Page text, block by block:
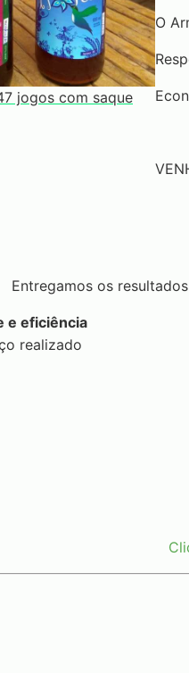
jogos com saque
O
Entregamos os
e eficiência
realizado